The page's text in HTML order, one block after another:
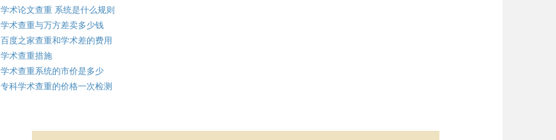
学术论文查重 系统是什么规则
学术查重与万方差卖多少钱
百度之家查重和学术差的费用
学术查重措施
学术查重系统的市价是多少
专科学术查重的价格一次检测